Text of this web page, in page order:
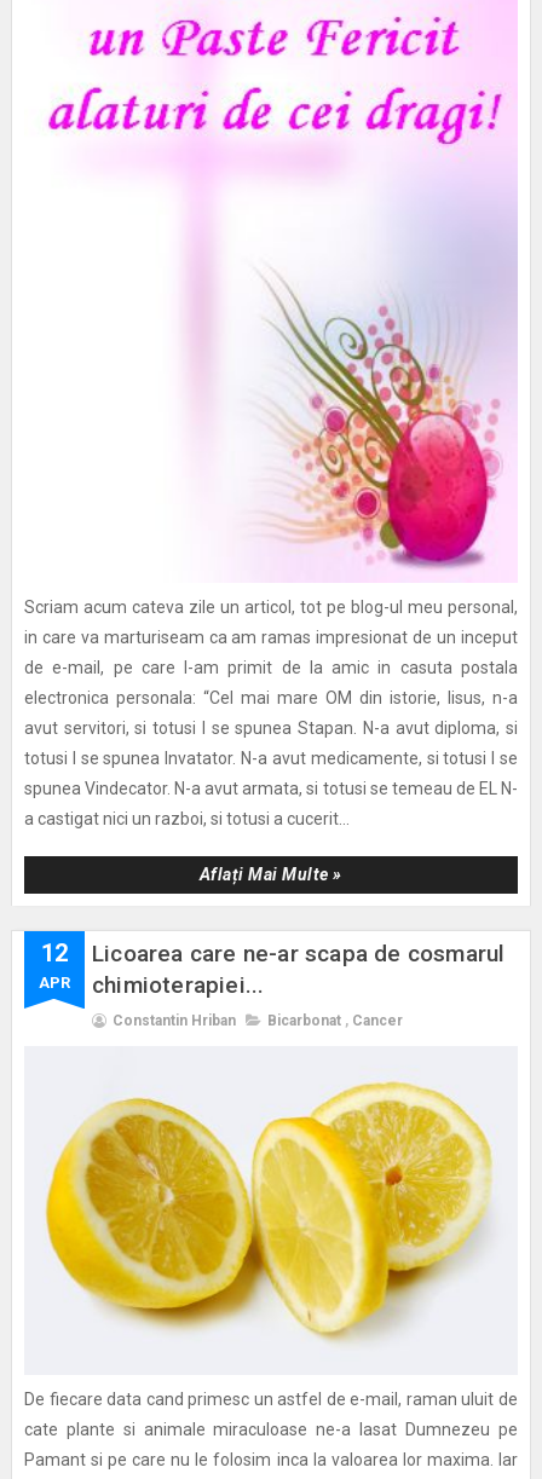
Scriam acum cateva zile un articol, tot pe blog-ul meu personal,
in care va marturiseam ca am ramas impresionat de un inceput
de e-mail, pe care l-am primit de la amic in casuta postala
electronica personala: “Cel mai mare OM din istorie, Iisus, n-a
avut servitori, si totusi I se spunea Stapan. N-a avut diploma, si
totusi I se spunea Invatator. N-a avut medicamente, si totusi I se
spunea Vindecator. N-a avut armata, si totusi se temeau de EL N-
a castigat nici un razboi, si totusi a cucerit...
Aflați Mai Multe »
12
APR
Licoarea care ne-ar scapa de cosmarul
chimioterapiei...
Constantin Hriban Bicarbonat , Cancer
De fiecare data cand primesc un astfel de e-mail, raman uluit de
cate plante si animale miraculoase ne-a lasat Dumnezeu pe
Pamant si pe care nu le folosim inca la valoarea lor maxima. Iar